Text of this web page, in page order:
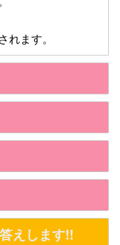
ます。
えします!!